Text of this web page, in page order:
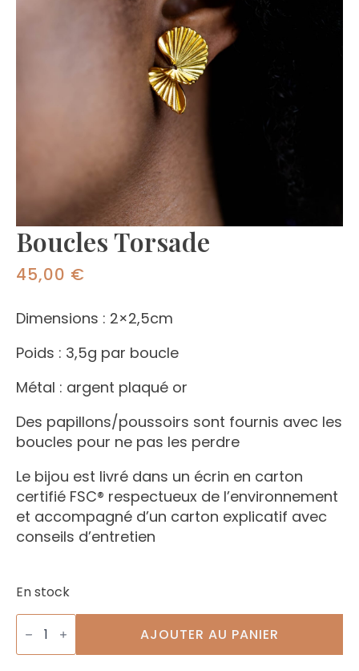
Boucles Torsade
45,00 €
Dimensions : 2×2,5cm
Poids : 3,5g par boucle
Métal : argent plaqué or
Des papillons/poussoirs sont fournis avec les
boucles pour ne pas les perdre
Le bijou est livré dans un écrin en carton
certifié FSC® respectueux de l’environnement
et accompagné d’un carton explicatif avec
conseils d’entretien
En stock
quantité
de
Boucles
Torsade
AJOUTER AU PANIER